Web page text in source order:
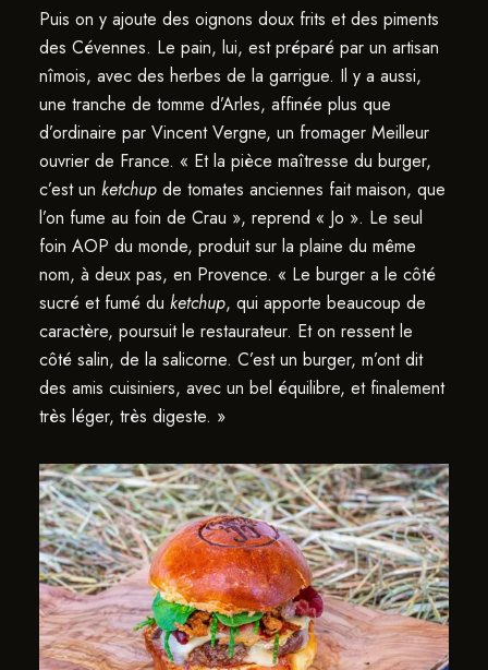
Puis on y ajoute des oignons doux frits et des piments
des Cévennes. Le pain, lui, est préparé par un artisan
nîmois, avec des herbes de la garrigue. Il y a aussi,
une tranche de tomme d’Arles, affinée plus que
d’ordinaire par Vincent Vergne, un fromager Meilleur
ouvrier de France. « Et la pièce maîtresse du burger,
c’est un ketchup de tomates anciennes fait maison, que
l’on fume au foin de Crau », reprend « Jo ». Le seul
foin AOP du monde, produit sur la plaine du même
nom, à deux pas, en Provence. « Le burger a le côté
sucré et fumé du ketchup, qui apporte beaucoup de
caractère, poursuit le restaurateur. Et on ressent le
côté salin, de la salicorne. C’est un burger, m’ont dit
des amis cuisiniers, avec un bel équilibre, et finalement
très léger, très digeste. »